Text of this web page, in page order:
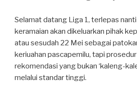
Selamat datang Liga 1, terlepas nanti
keramaian akan dikeluarkan pihak
atau sesudah 22 Mei sebagai
keriuahan pascapemilu, tapi
rekomendasi yang bukan ‘kaleng-
melalui standar tinggi.